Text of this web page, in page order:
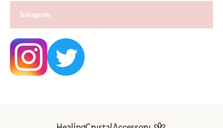
Instagram